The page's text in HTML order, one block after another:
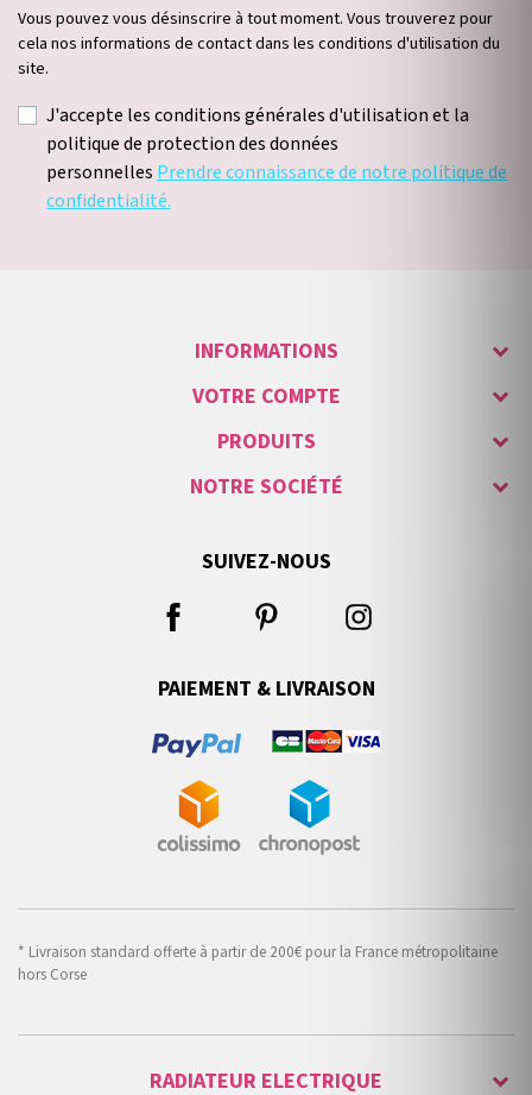
Vous pouvez vous désinscrire à tout moment. Vous trouverez pour
cela nos informations de contact dans les conditions d'utilisation du
site.
J'accepte les conditions générales d'utilisation et la
politique de protection des données
personnelles Prendre connaissance de notre politique de
confidentialité.
INFORMATIONS
VOTRE COMPTE
PRODUITS
NOTRE SOCIÉTÉ
SUIVEZ-NOUS
PAIEMENT & LIVRAISON
* Livraison standard offerte à partir de 200€ pour la France métropolitaine
hors Corse
RADIATEUR ELECTRIQUE